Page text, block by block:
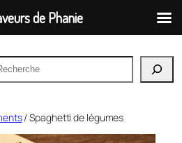
/ Spaghetti de légumes
de Phanie